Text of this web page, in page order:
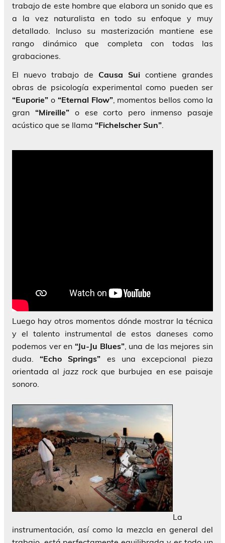
trabajo de este hombre que elabora un sonido que es
a la vez naturalista en todo su enfoque y muy
detallado. Incluso su masterización mantiene ese
rango dinámico que completa con todas las
grabaciones.
El nuevo trabajo de Causa Sui contiene grandes
obras de psicología experimental como pueden ser
“Euporie” o “Eternal Flow”, momentos bellos como la
gran “Mireille” o ese corto pero inmenso pasaje
acústico que se llama “Fichelscher Sun”.
Luego hay otros momentos dónde mostrar la técnica
y el talento instrumental de estos daneses como
podemos ver en “Ju-Ju Blues”, una de las mejores sin
duda.“Echo Springs” es una excepcional pieza
orientada al jazz rockque burbujea en ese paisaje
sonoro.
La
instrumentación, así como la mezcla en general del